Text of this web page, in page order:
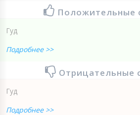
Положительные
Гуд
Подробнее >>
Отрицательные
Гуд
Подробнее >>